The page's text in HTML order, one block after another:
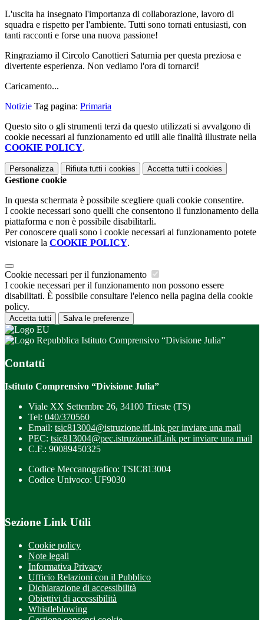
L'uscita ha insegnato l'importanza di collaborazione, lavoro di
squadra e rispetto per l'ambiente. Tutti sono tornati entusiasti, con
tanti racconti e forse una nuova passione!
Ringraziamo il Circolo Canottieri Saturnia per questa preziosa e
divertente esperienza. Non vediamo l'ora di tornarci!
Caricamento...
Notizie Tag pagina: Primaria
Questo sito o gli strumenti terzi da questo utilizzati si avvalgono di
cookie necessari al funzionamento ed utili alle finalità illustrate nella
COOKIE POLICY.
Personalizza Rifiuta tutti i cookies Accetta tutti i cookies
Gestione cookie
In questa schermata è possibile scegliere quali cookie consentire.
I cookie necessari sono quelli che consentono il funzionamento della
piattaforma e non è possibile disabilitarli.
Per conoscere quali sono i cookie necessari al funzionamento potete
visionare la COOKIE POLICY.
Cookie necessari per il funzionamento
I cookie necessari per il funzionamento non possono essere
disabilitati. È possibile consultare l'elenco nella pagina della cookie
policy.
Accetta tutti Salva le preferenze
Istituto Comprensivo “Divisione Julia”
Contatti
Istituto Comprensivo “Divisione Julia”
Viale XX Settembre 26, 34100 Trieste (TS)
Tel: 040/370560
Email: tsic813004@istruzione.itLink per inviare una mail
PEC: tsic813004@pec.istruzione.itLink per inviare una mail
C.F.: 90089450325
Codice Meccanografico: TSIC813004
Codice Univoco: UF9030
Sezione Link Utili
Cookie policy
Note legali
Informativa Privacy
Ufficio Relazioni con il Pubblico
Dichiarazione di accessibilità
Obiettivi di accessibilità
Whistleblowing